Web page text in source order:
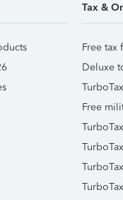
Tax &
Free tax
Deluxe
Free